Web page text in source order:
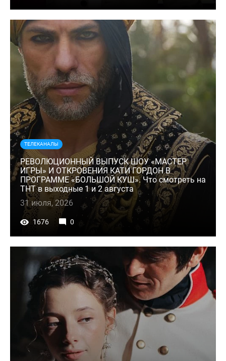
ТЕЛЕКАНАЛЫ
РЕВОЛЮЦИОННЫЙ ВЫПУСК ШОУ «МАСТЕР
ИГРЫ» И ОТКРОВЕНИЯ КАТИ ГОРДОН В
ПРОГРАММЕ «БОЛЬШОЙ КУШ». Что смотреть на
ТНТ в выходные 1 и 2 августа
31 июля, 2026
1676 0